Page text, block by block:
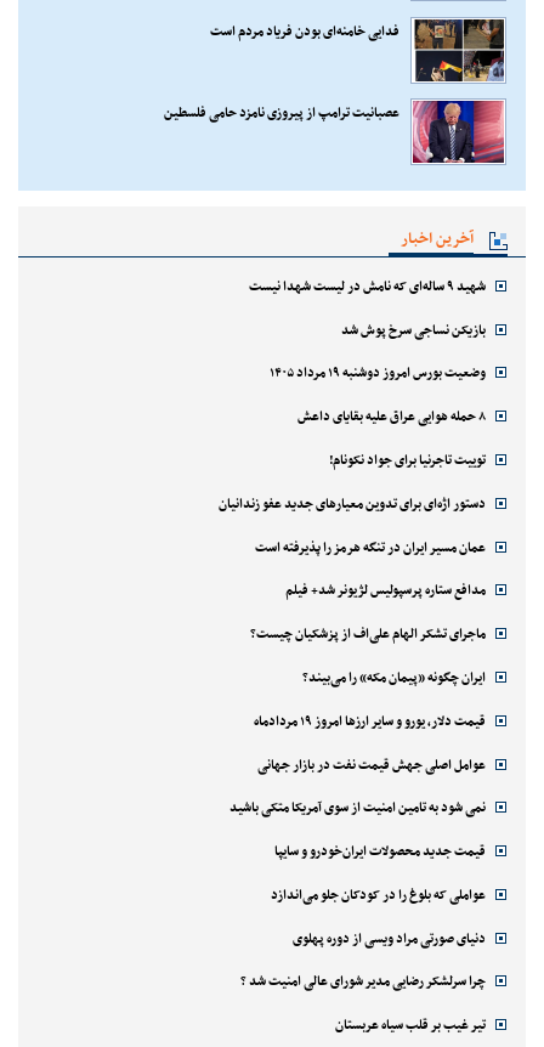
فدایی خامنه‌ای بودن فریاد مردم است
عصبانیت ترامپ از پیروزی نامزد حامی فلسطین
آخرین اخبار
شهید ۹ ساله‌ای که نامش در لیست شهدا نیست
بازیکن نساجی سرخ پوش شد
وضعیت بورس امروز دوشنبه ۱۹ مرداد ۱۴۰۵
۸ حمله هوایی عراق علیه بقایای داعش
توییت تاجرنیا برای جواد نکونام!
دستور اژه‌ای برای تدوین معیارهای جدید عفو زندانیان
عمان مسیر ایران در تنگه هرمز را پذیرفته است
مدافع ستاره پرسپولیس لژیونر شد+ فیلم
ماجرای تشکر الهام علی‌اف از پزشکیان چیست؟
ایران چگونه «پیمان مکه» را می‌بیند؟
قیمت دلار، یورو و سایر ارزها امروز ۱۹ مردادماه
عوامل اصلی جهش قیمت نفت در بازار جهانی
نمی شود به تامین امنیت از سوی آمریکا متکی باشید
قیمت جدید محصولات ایران‌خودرو و سایپا
عواملی که بلوغ را در کودکان جلو می‌اندازد
دنیای صورتی مراد ویسی از دوره پهلوی
چرا سرلشکر رضایی مدیر شورای عالی امنیت شد ؟
تیر غیب بر قلب سیاه عربستان